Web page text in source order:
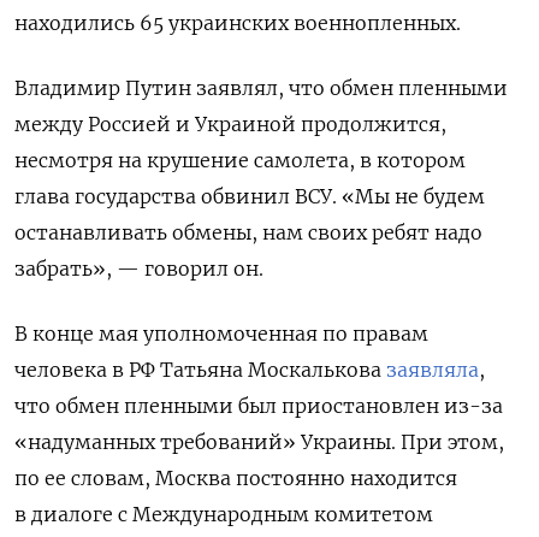
находились 65 украинских военнопленных.
Владимир Путин заявлял, что обмен пленными
между Россией и Украиной продолжится,
несмотря на крушение самолета, в котором
глава государства обвинил ВСУ. «Мы не будем
останавливать обмены, нам своих ребят надо
забрать», — говорил он.
В конце мая уполномоченная по правам
человека в РФ Татьяна Москалькова заявляла,
что обмен пленными был приостановлен из-за
«надуманных требований» Украины. При этом,
по ее словам, Москва постоянно находится
в диалоге с Международным комитетом